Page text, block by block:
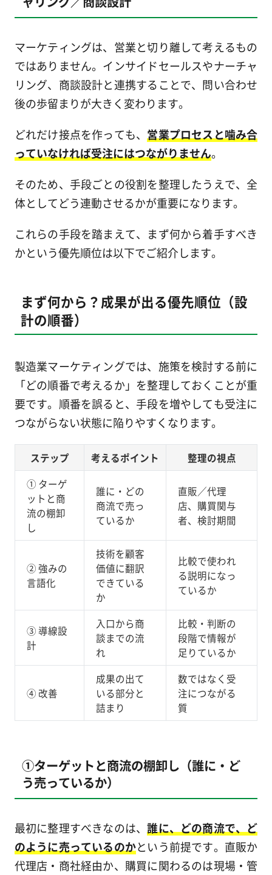
マーケティングは、営業と切り離して考えるもの
ではありません。インサイドセールスやナーチャ
リング、商談設計と連携することで、問い合わせ
後の歩留まりが大きく変わります。
どれだけ接点を作っても、 営業プロセスと噛み合
っていなければ受注にはつながりません。
そのため、手段ごとの役割を整理したうえで、全
体としてどう連動させるかが重要になります。
これらの手段を踏まえて、まず何から着手すべき
かという優先順位は以下でご紹介します。
まず何から？成果が出る優先順位（設
計の順番）
製造業マーケティングでは、施策を検討する前に
「どの順番で考えるか」を整理しておくことが重
要です。順番を誤ると、手段を増やしても受注に
つながらない状態に陥りやすくなります。
ステップ 考えるポイント
整理の視点
① ターゲ
ットと商
流の棚卸
し
誰に・どの
商流で売っ
ているか
直販／代理
店、購買関与
者、検討期間
② 強みの
言語化
技術を顧客
価値に翻訳
できている
か
比較で使われ
る説明になっ
ているか
③ 導線設
計
入口から商
談までの流
れ
比較・判断の
段階で情報が
足りているか
④ 改善
成果の出て
いる部分と
詰まり
数ではなく受
注につながる
質
①ターゲットと商流の棚卸し（誰に・ど
う売っているか）
最初に整理すべきなのは、誰に、どの商流で、ど
のように売っているのかという前提です。直販か
代理店・商社経由か、購買に関わるのは現場・管